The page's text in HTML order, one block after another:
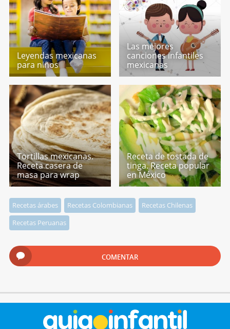
Leyendas mexicanas
para niños
Las mejores
canciones infantiles
mexicanas
Tortillas mexicanas.
Receta casera de
masa para wrap
Receta de tostada de
tinga. Receta popular
en México
Recetas árabes Recetas Colombianas
Recetas Chilenas
Recetas Peruanas
COMENTAR